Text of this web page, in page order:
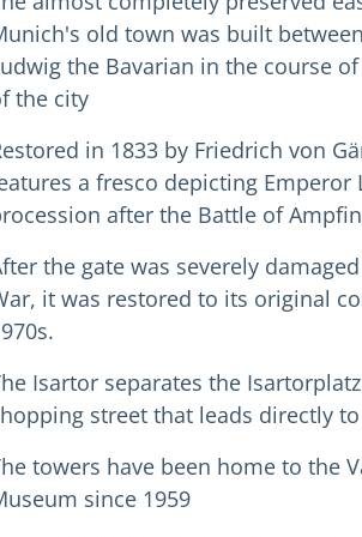
old town was built
the Bavarian in the course
the city
in 1833 by Friedrich von
a fresco depicting Emperor
after the Battle of
the gate was severely
it was restored to its original
Isartor separates the
street that leads directly
towers have been home to the
since 1959